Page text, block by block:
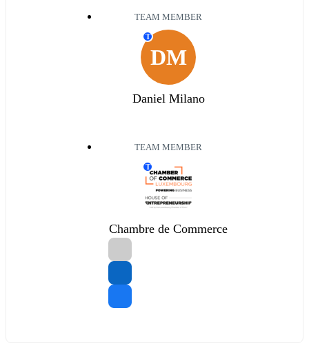
TEAM MEMBER
DM
T
Daniel Milano
TEAM MEMBER
T
Chambre de Commerce